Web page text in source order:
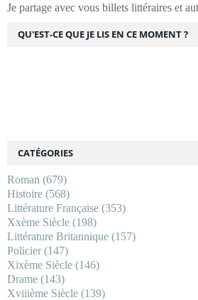
Je partage avec vous billets littéraires et
CATÉGORIES
Roman (679)
Histoire (568)
Littérature Française (353)
Xxème Siècle (198)
Littérature Britannique (157)
Policier(147)
Xixème Siècle (146)
Drame (143)
Xviiième Siècle (139)
QU'EST-CE QUE JE LIS EN CE MOMENT ?